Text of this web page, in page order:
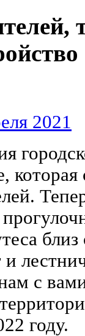
2021
которая
с
году.